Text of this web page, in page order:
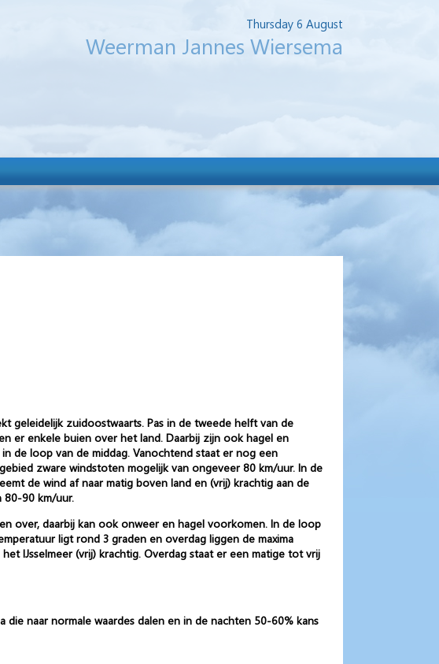
Thursday 6 August
Weerman Jannes Wiersema
geleidelijk zuidoostwaarts. Pas in de tweede helft van de
er enkele buien over het land. Daarbij zijn ook hagel en
de loop van de middag. Vanochtend staat er nog een
zware windstoten mogelijk van ongeveer 80 km/uur. In de
de wind af naar matig boven land en (vrij) krachtig aan de
80-90 km/uur.
over, daarbij kan ook onweer en hagel voorkomen. In de loop
ligt rond 3 graden en overdag liggen de maxima
IJsselmeer (vrij) krachtig. Overdag staat er een matige tot vrij
naar normale waardes dalen en in de nachten 50-60% kans